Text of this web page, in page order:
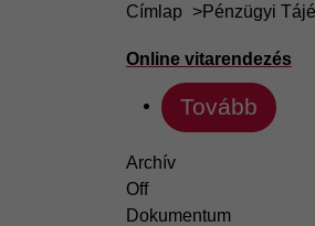
Címlap Pénzügyi
Online vitarendezés
Tovább
Archív
Off
Dokumentum